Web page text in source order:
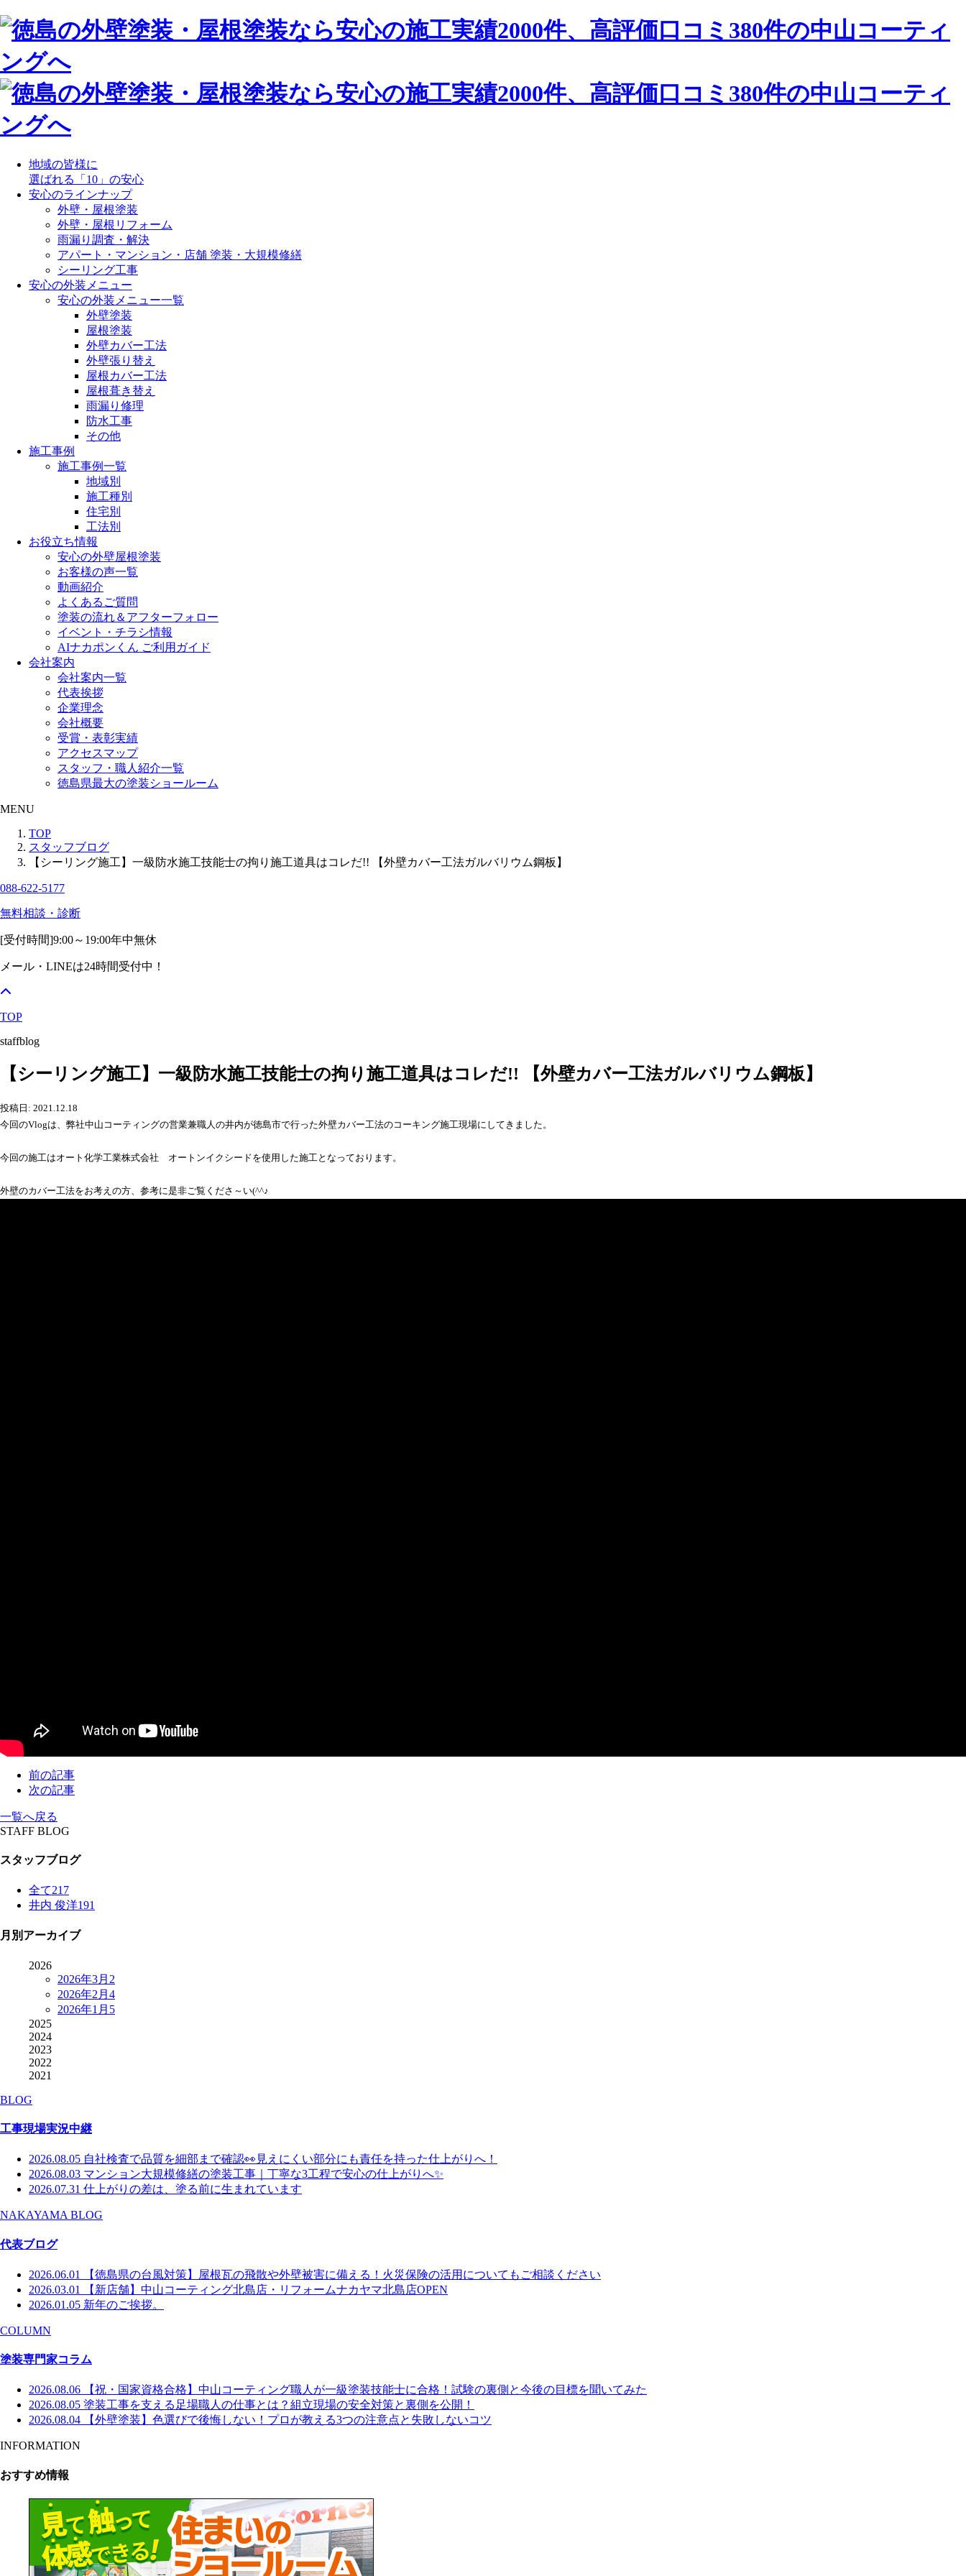
地域の皆様に
選ばれる「10」の安心
安心のラインナップ
外壁・屋根塗装
外壁・屋根リフォーム
雨漏り調査・解決
アパート・マンション・店舗 塗装・大規模修繕
シーリング工事
安心の外装メニュー
安心の外装メニュー一覧
外壁塗装
屋根塗装
外壁カバー工法
外壁張り替え
屋根カバー工法
屋根葺き替え
雨漏り修理
防水工事
その他
施工事例
施工事例一覧
地域別
施工種別
住宅別
工法別
お役立ち情報
安心の外壁屋根塗装
お客様の声一覧
動画紹介
よくあるご質問
塗装の流れ＆アフターフォロー
イベント・チラシ情報
AIナカポンくん ご利用ガイド
会社案内
会社案内一覧
代表挨拶
企業理念
会社概要
受賞・表彰実績
アクセスマップ
スタッフ・職人紹介一覧
徳島県最大の塗装ショールーム
MENU
TOP
スタッフブログ
【シーリング施工】一級防水施工技能士の拘り施工道具はコレだ!! 【外壁カバー工法ガルバリウム鋼板】
088-622-5177
無料相談・診断
[受付時間]9:00～19:00年中無休
メール・LINEは24時間受付中！
TOP
staffblog
【シーリング施工】一級防水施工技能士の拘り施工道具はコレだ!! 【外壁カバー工法ガルバリウム鋼板】
投稿日: 2021.12.18
今回のVlogは、弊社中山コーティングの営業兼職人の井内が徳島市で行った外壁カバー工法のコーキング施工現場にしてきました。
今回の施工はオート化学工業株式会社 オートンイクシードを使用した施工となっております。
外壁のカバー工法をお考えの方、参考に是非ご覧くださ～い(^^♪
前の記事
次の記事
一覧へ戻る
STAFF BLOG
スタッフブログ
全て217
井内 俊洋191
月別アーカイブ
2026
2026年3月 2
2026年2月 4
2026年1月 5
2025
2024
2023
2022
2021
BLOG
工事現場実況中継
2026.08.05 自社検査で品質を細部まで確認👀見えにくい部分にも責任を持った仕上がりへ！
2026.08.03 マンション大規模修繕の塗装工事｜丁寧な3工程で安心の仕上がりへ✨
2026.07.31 仕上がりの差は、塗る前に生まれています
NAKAYAMA BLOG
代表ブログ
2026.06.01
【徳島県の台風対策】屋根瓦の飛散や外壁被害に備える！火災保険の活用についてもご相談ください
2026.03.01
【新店舗】中山コーティング北島店・リフォームナカヤマ北島店OPEN
2026.01.05 新年のご挨拶。
COLUMN
塗装専門家コラム
2026.08.06
【祝・国家資格合格】中山コーティング職人が一級塗装技能士に合格！試験の裏側と今後の目標を聞いてみた
2026.08.05 塗装工事を支える足場職人の仕事とは？組立現場の安全対策と裏側を公開！
2026.08.04
【外壁塗装】色選びで後悔しない！プロが教える3つの注意点と失敗しないコツ
INFORMATION
おすすめ情報